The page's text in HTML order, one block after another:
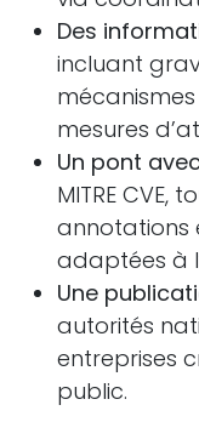
Des
incluant
mesures
Un pont
MITRE CVE,
annotations
adaptées à
Une
autorités
entreprises
public.